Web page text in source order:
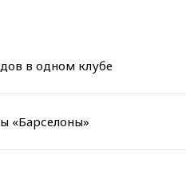
в одном клубе
«Барселоны»